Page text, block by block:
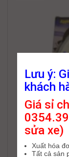
Lưu ý:
khách
Giá sỉ
sửa xe)
Xuất hóa
Tất cả sản